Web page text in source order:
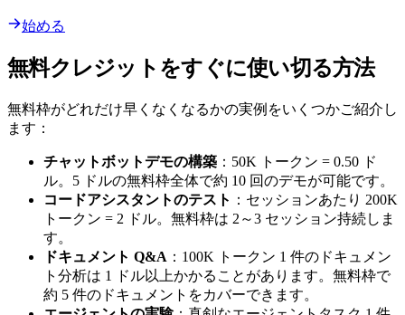
始める
無料クレジットをすぐに使い切る方法
無料枠がどれだけ早くなくなるかの実例をいくつかご紹介し
ます：
チャットボットデモの構築 ：50K トークン = 0.50 ド
ル。5 ドルの無料枠全体で約 10 回のデモが可能です。
コードアシスタントのテスト ：セッションあたり 200K
トークン = 2 ドル。無料枠は 2～3 セッション持続しま
す。
ドキュメント Q&A ：100K トークン 1 件のドキュメン
ト分析は 1 ドル以上かかることがあります。無料枠で
約 5 件のドキュメントをカバーできます。